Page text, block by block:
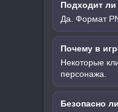
Подходит ли
Да. Формат
Почему в
Некоторые
персонажа.
Безопасно